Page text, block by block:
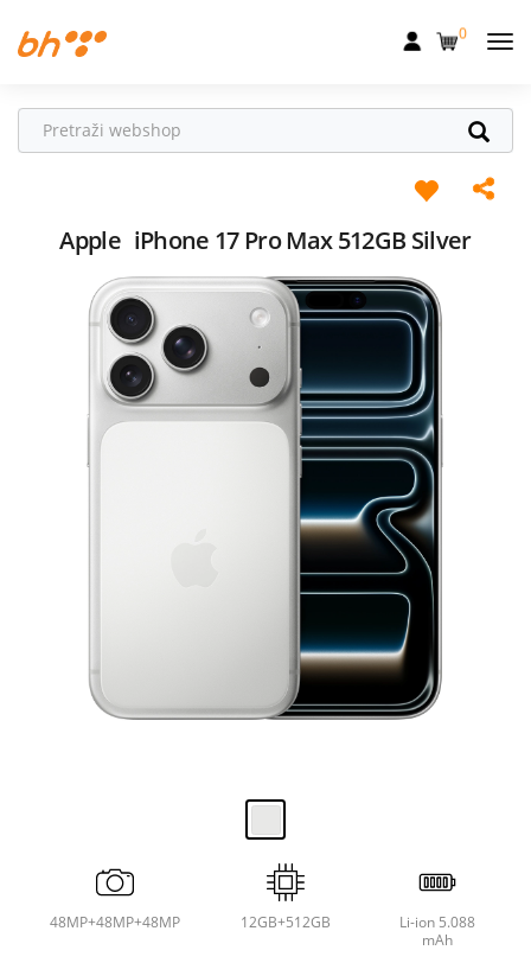
Fiksna
Televizija
Pogodnosti
0
Apple iPhone 17 Pro Max 512GB Silver
48MP+48MP+48MP 12GB+512GB
Li-ion 5.088
mAh